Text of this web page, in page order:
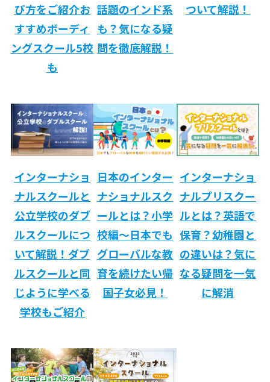
び方をご紹介お
すすめボーディ
ングスクール5校
も
話題のインド系
も？気になる疑
問を徹底解説！
ついて解説！
インターナショ
ナルスクールと
公立学校のダブ
ルスクールにつ
いて解説！ダブ
ルスクールと同
じように学べる
学校もご紹介
日本のインター
ナショナルスク
ールとは？小学
校編〜日本でも
グローバルな教
育を続けたい帰
国子女必見！
インターナショ
ナルプリスクー
ルとは？英語で
保育？幼稚園と
の違いは？気に
なる疑問を一気
に解消